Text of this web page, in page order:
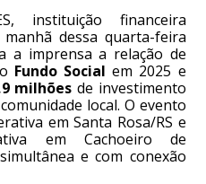
instituição financeira
dessa quarta-feira
a imprensa a relação de
Fundo Social em 2025 e
milhões de investimento
local. O evento
em Santa Rosa/RS e
em Cachoeiro de
e com conexão